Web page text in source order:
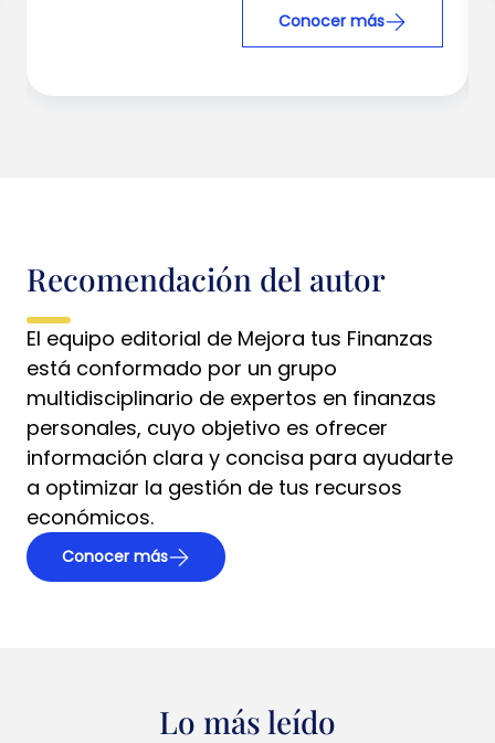
Conocer más
Recomendación del autor
El equipo editorial de Mejora tus Finanzas
está conformado por un grupo
multidisciplinario de expertos en finanzas
personales, cuyo objetivo es ofrecer
información clara y concisa para ayudarte
a optimizar la gestión de tus recursos
económicos.
Conocer más
Lo más leído